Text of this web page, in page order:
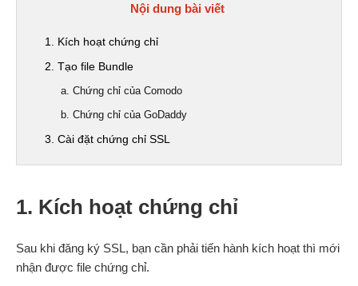
Nội dung bài viết
1. Kích hoạt chứng chỉ
2. Tạo file Bundle
a. Chứng chỉ của Comodo
b. Chứng chỉ của GoDaddy
3. Cài đặt chứng chỉ SSL
1. Kích hoạt chứng chỉ
Sau khi đăng ký SSL, bạn cần phải tiến hành kích hoạt thì mới
nhận được file chứng chỉ.